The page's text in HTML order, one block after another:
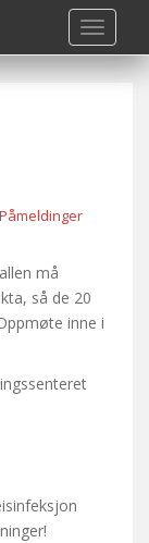
Påmeldinger
må
så de 20
inne i